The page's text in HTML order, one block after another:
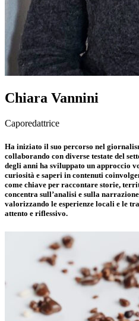
Chiara Vannini
Caporedattrice
Ha iniziato il suo percorso nel
collaborando con diverse testate del
degli anni ha sviluppato un approccio
curiosità e saperi in contenuti
come chiave per raccontare storie,
concentra sull’analisi e sulla
valorizzando le esperienze locali e le
attento e riflessivo.